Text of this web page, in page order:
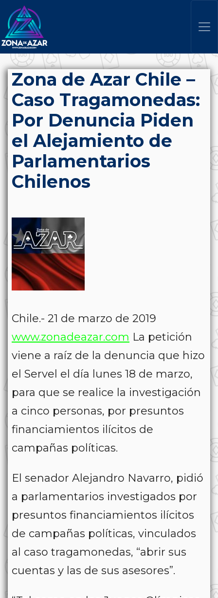
Zona de Azar Chile –
Caso Tragamonedas:
Por Denuncia Piden
el Alejamiento de
Parlamentarios
Chilenos
Chile.- 21 de marzo de 2019
www.zonadeazar.com La petición
viene a raíz de la denuncia que hizo
el Servel el día lunes 18 de marzo,
para que se realice la investigación
a cinco personas, por presuntos
financiamientos ilícitos de
campañas políticas.
El senador Alejandro Navarro, pidió
a parlamentarios investigados por
presuntos financiamientos ilícitos
de campañas políticas, vinculados
al caso tragamonedas, “abrir sus
cuentas y las de sus asesores”.